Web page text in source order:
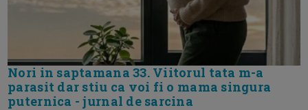
Nori in saptamana 33. Viitorul tata m-a
parasit dar stiu ca voi fi o mama singura
puternica - jurnal de sarcina